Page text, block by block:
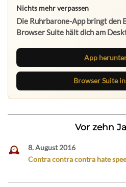
Ruhrbarone: immer informiert
Neue Beiträge, Debatten und
mit der App, am Rechner mit
App
Browser Suite
Vor zehn
8. August 2016
Contra contra contra hate